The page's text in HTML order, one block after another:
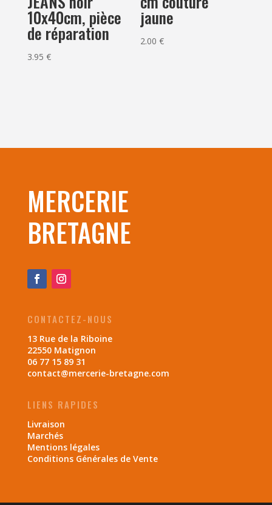
10x40cm, pièce
de réparation
3.95 €
jaune
2.00€
MERCERIE
BRETAGNE
CONTACTEZ-NOUS
13 Rue de la Riboine
22550 Matignon
06 77 15 89 31
contact@mercerie-bretagne.com
LIENS RAPIDES
Livraison
Marchés
Mentions légales
Conditions Générales de Vente